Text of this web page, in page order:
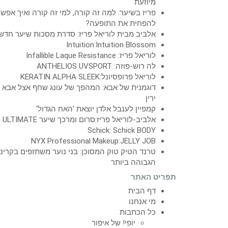
מיוזעת
פריז בשיער: למה זה קורה, למי זה קורה ואיך
להפחית את התופעה?
אלביב מבית לוריאל פריז: סדרת מסכות שיער
Intuition:Intuition Blossom
לוריאל פריז: Infallible Laque Resistance
לה רוש-פוזה: ANTHELIOS UVSPORT
לוריאל פרופסיונל:KERATIN ALPHA SLEEK
דוגמנית של אבא: המהפך של עונג שחף אצל אבא
ירין
קמפיין לענבל אלדן יוצאת 'האח הגדול'
אלביב-לוריאל פריז:סרום ומרכך שיער ULTIMATE
Schick: Schick BODY
NYX Professional Makeup:JELLY JOB
טרנד הטיק טוק המסוכן: בני נוער משתזפים
הגבוהה ביותר
תפריט האתר
דף הבית
מי אנחנו
כל הכתבות
יופי! של איפור